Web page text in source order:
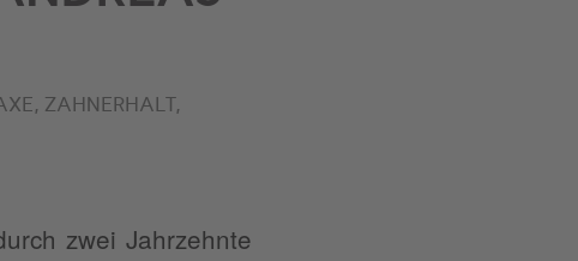
, ZAHNERHALT,
zwei Jahrzehnte